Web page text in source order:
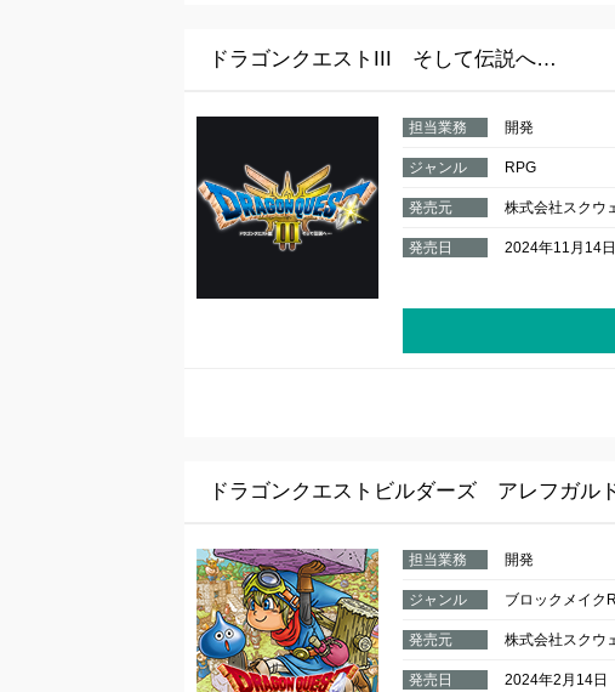
ドラゴンクエストIII そして伝説へ…
担当業務 開発
ジャンル RPG
発売元 株式会社スクウ
発売日 2024年11月14
ドラゴンクエストビルダーズ アレフガル
担当業務 開発
ジャンル ブロックメイク
発売元 株式会社スクウ
発売日 2024年2月14日